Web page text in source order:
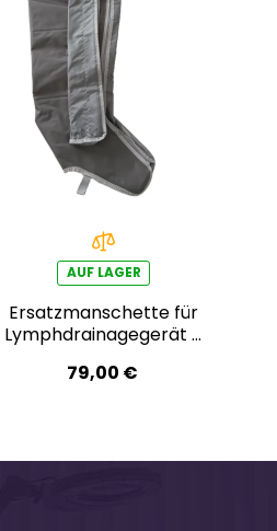
AUF LAGER
Ersatzmanschette für
Lymphdrainagegerät –
79,00 €